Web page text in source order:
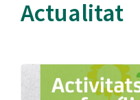
Actualitat